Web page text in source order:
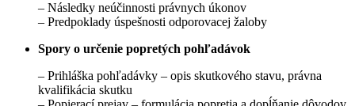
– Následky neúčinnosti právnych úkonov
– Predpoklady úspešnosti odporovacej žaloby
Spory o určenie popretých pohľadávok
– Prihláška pohľadávky – opis skutkového stavu, právna
kvalifikácia skutku